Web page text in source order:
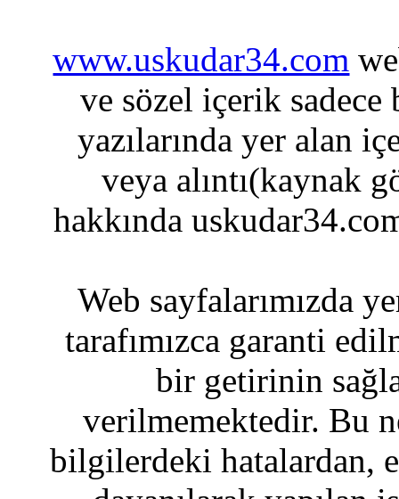
www.uskudar34.com
ve sözel içerik sadece
yazılarında yer alan
veya alıntı(kaynak
hakkında
Web sayfalarımızda
tarafımızca garanti
bir getirinin
verilmemektedir. Bu
bilgilerdeki hatalardan,